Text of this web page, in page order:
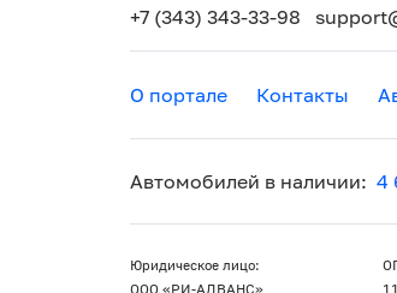
+7 (343) 343-33-98
О портале Контакты
Автомобилей в наличии: 4
Юридическое лицо:
ООО «РИ-АДВАНС»